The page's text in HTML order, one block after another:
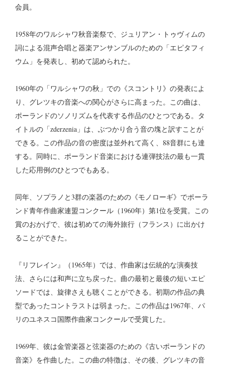
会員。
1958年のワルシャワ秋音楽祭で、ジュリアン・トゥヴィムの
詞による混声合唱と器楽アンサンブルのための「エピタフィ
ウム」を発表し、初めて認められた。
1960年の「ワルシャワの秋」での《スコントリ》の発表によ
り、グレツキの音楽への関心がさらに高まった。この曲は、
ポーランドのソノリズムを代表する作品のひとつである。タ
イトルの「zderzenia」は、ぶつかり合う音の塊と訳すことが
できる。この作品の音の密度は並外れて高く、88音群にも達
する。同時に、ポーランド音楽における連弾技法の最も一貫
した応用例のひとつでもある。
同年、ソプラノと3群の楽器のための《モノローギ》でポーラ
ンド青年作曲家連盟コンクール（1960年）第1位を受賞。この
賞のおかげで、彼は初めての海外旅行（フランス）に出かけ
ることができた。
『リフレイン』（1965年）では、作曲家は伝統的な演奏技
法、さらには和声に立ち戻った。曲の最初と最後の短いエピ
ソードでは、旋律さえも聴くことができる。初期の作品の典
型であったコントラストは弱まった。この作品は1967年、パ
リのユネスコ国際作曲家コンクールで受賞した。
1969年、彼は金管楽器と弦楽器のための《古いポーランドの
音楽》を作曲した。この曲の特徴は、その後、グレツキの音